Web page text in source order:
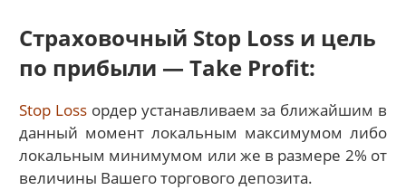
Страховочный Stop Loss и цель
по прибыли — Take Profit:
Stop Loss ордер устанавливаем за ближайшим в
данный момент локальным максимумом либо
локальным минимумом или же в размере 2% от
величины Вашего торгового депозита.